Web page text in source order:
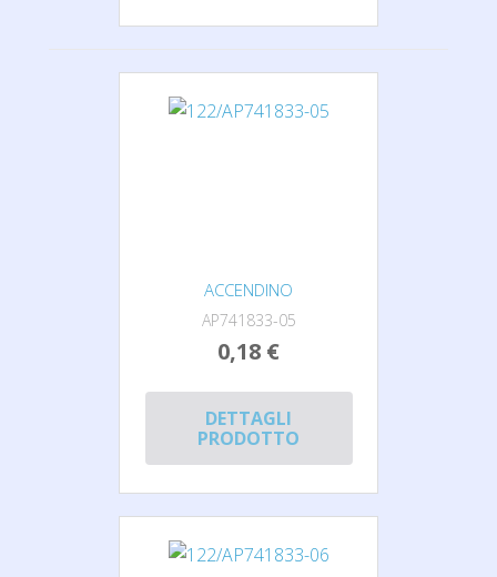
ACCENDINO
AP741833-05
0,18 €
DETTAGLI
PRODOTTO